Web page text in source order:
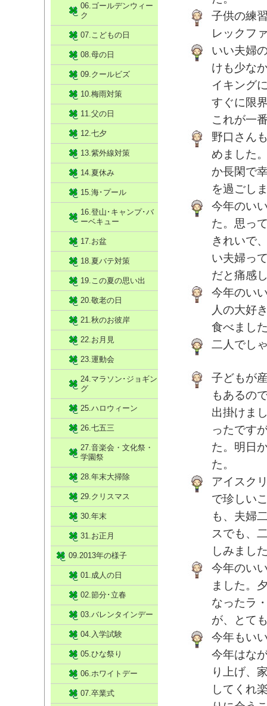
子供の練
レックフ
いい夫婦
けも少な
イキング
すぐに限
これが一
野口さん
めました
か長閑で
を過ごし
今年のい
た。思っ
きれいで
い夫婦っ
だと痛感
今年のい
人の大好
食べまし
二人でし
子どもが
もあるの
出掛けま
ったです
た。明日
た。
アイスク
で珍しい
も、夫婦
スでも、
しみまし
今年のい
ました。
なったラ
が、とて
今年もい
今年はな
り上げ、
してくれ
06.ゴールデンウィー
ク
07.こどもの日
08.母の日
09.クールビズ
10.梅雨対策
11.父の日
12.七夕
13.紫外線対策
14.夏休み
15.海･プール
16.登山･キャンプ･バ
ーベキュー
17.お盆
18.夏バテ対策
19.この夏の思い出
20.敬老の日
21.秋のお彼岸
22.お月見
23.運動会
24.マラソン･ジョギン
グ
25.ハロウィーン
26.七五三
27.音楽会・文化祭・
学園祭
28.年末大掃除
29.クリスマス
30.年末
31.お正月
09.2013年の様子
01.成人の日
02.節分･立春
03.バレンタインデー
04.入学試験
05.ひな祭り
06.ホワイトデー
07.卒業式